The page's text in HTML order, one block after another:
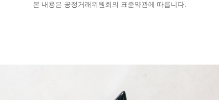
본 내용은 공정거래위원회의 표준약관에 따릅니다.